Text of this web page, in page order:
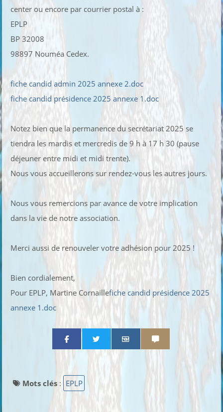
center ou encore par courrier postal à :
EPLP
BP 32008
98897 Nouméa Cedex.
fiche candid admin 2025 annexe 2.doc
fiche candid présidence 2025 annexe 1.doc
Notez bien que la permanence du secrétariat 2025 se
tiendra les mardis et mercredis de 9 h à 17 h 30 (pause
déjeuner entre midi et midi trente).
Nous vous accueillerons sur rendez-vous les autres jours.
Nous vous remercions par avance de votre implication
dans la vie de notre association.
Merci aussi de renouveler votre adhésion pour 2025 !
Bien cordialement,
Pour EPLP, Martine Cornaillefiche candid présidence 2025
annexe 1.doc
Partager par email
Mots clés : EPLP